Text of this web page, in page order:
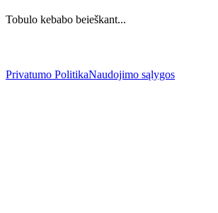
Tobulo kebabo beieškant...
Privatumo PolitikaNaudojimo sąlygos